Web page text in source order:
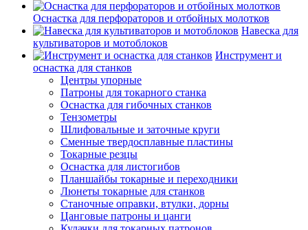
Оснастка для перфораторов и отбойных молотков
Навеска для
культиваторов и мотоблоков
Инструмент и
оснастка для станков
Центры упорные
Патроны для токарного станка
Оснастка для гибочных станков
Тензометры
Шлифовальные и заточные круги
Сменные твердосплавные пластины
Токарные резцы
Оснастка для листогибов
Планшайбы токарные и переходники
Люнеты токарные для станков
Станочные оправки, втулки, дорны
Цанговые патроны и цанги